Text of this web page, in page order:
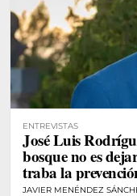
ENTREVISTAS
José Luis
bosque no es
traba la
JAVIER MENÉNDEZ